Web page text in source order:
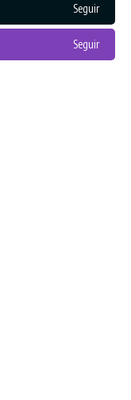
Seguir
Seguir